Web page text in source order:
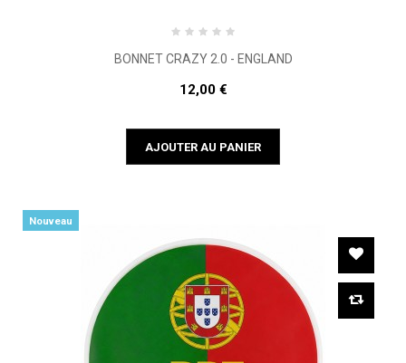
BONNET CRAZY 2.0 - ENGLAND
12,00 €
AJOUTER AU PANIER
Nouveau